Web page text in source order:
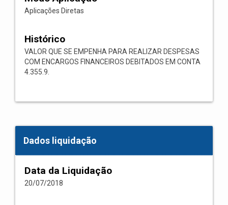
Aplicações Diretas
Histórico
VALOR QUE SE EMPENHA PARA REALIZAR DESPESAS
COM ENCARGOS FINANCEIROS DEBITADOS EM CONTA
4.355.9.
Dados liquidação
Data da Liquidação
20/07/2018